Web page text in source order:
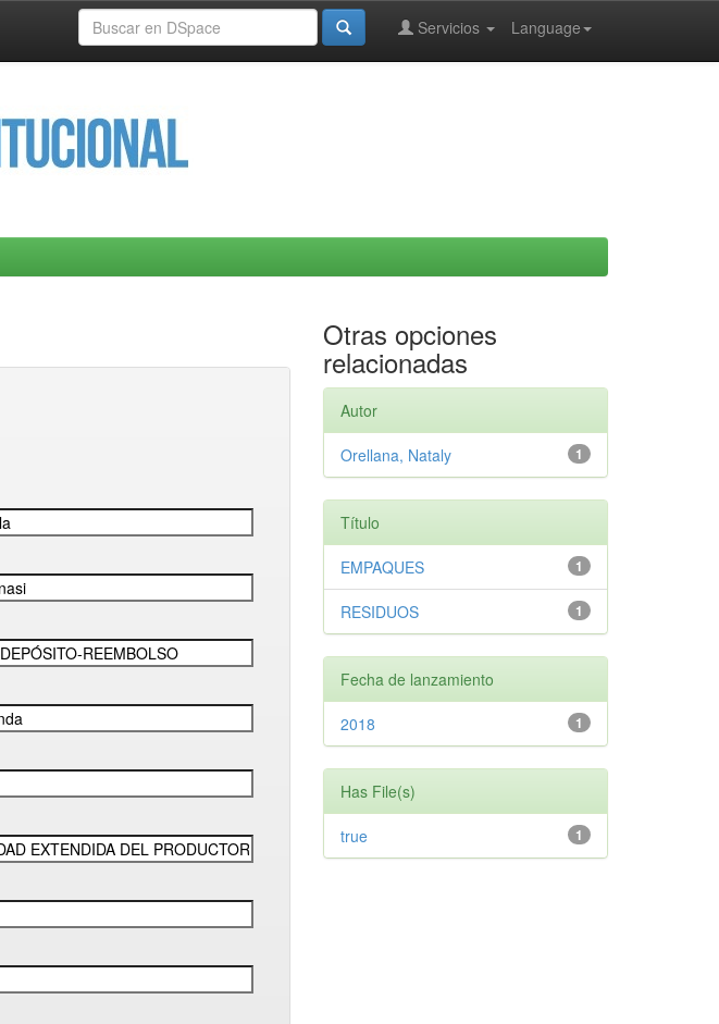
Language
Servicios
Otras opciones
relacionadas
Autor
1
Orellana, Nataly
Título
1
EMPAQUES
1
RESIDUOS
Fecha de lanzamiento
1
2018
Has File(s)
1
true